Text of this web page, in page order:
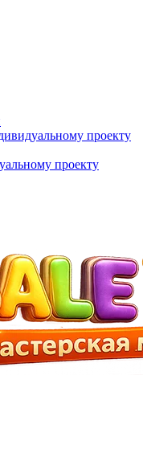
проекту
проекту